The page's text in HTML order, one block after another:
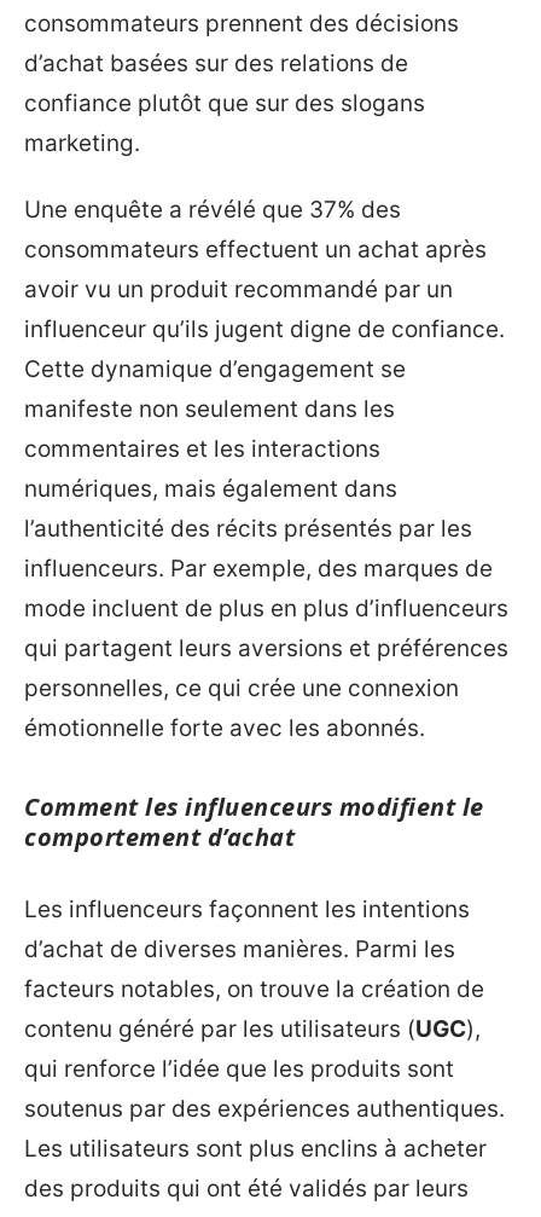
consommateurs prennent des décisions
d’achat basées sur des relations de
confiance plutôt que sur des slogans
marketing.
Une enquête a révélé que 37% des
consommateurs effectuent un achat après
avoir vu un produit recommandé par un
influenceur qu’ils jugent digne de confiance.
Cette dynamique d’engagement se
manifeste non seulement dans les
commentaires et les interactions
numériques, mais également dans
l’authenticité des récits présentés par les
influenceurs. Par exemple, des marques de
mode incluent de plus en plus d’influenceurs
qui partagent leurs aversions et préférences
personnelles, ce qui crée une connexion
émotionnelle forte avec les abonnés.
Comment les influenceurs modifient le
comportement d’achat
Les influenceurs façonnent les intentions
d’achat de diverses manières. Parmi les
facteurs notables, on trouve la création de
contenu généré par les utilisateurs (UGC),
qui renforce l’idée que les produits sont
soutenus par des expériences authentiques.
Les utilisateurs sont plus enclins à acheter
des produits qui ont été validés par leurs